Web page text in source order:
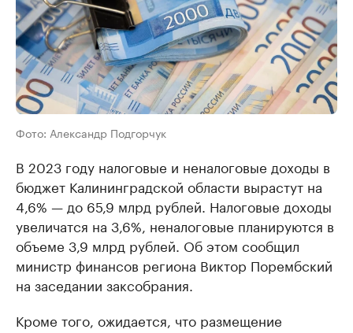
Фото: Александр Подгорчук
В 2023 году налоговые и неналоговые доходы в
бюджет Калининградской области вырастут на
4,6% — до 65,9 млрд рублей. Налоговые доходы
увеличатся на 3,6%, неналоговые планируются в
объеме 3,9 млрд рублей. Об этом сообщил
министр финансов региона Виктор Порембский
на заседании заксобрания.
Кроме того, ожидается, что размещение